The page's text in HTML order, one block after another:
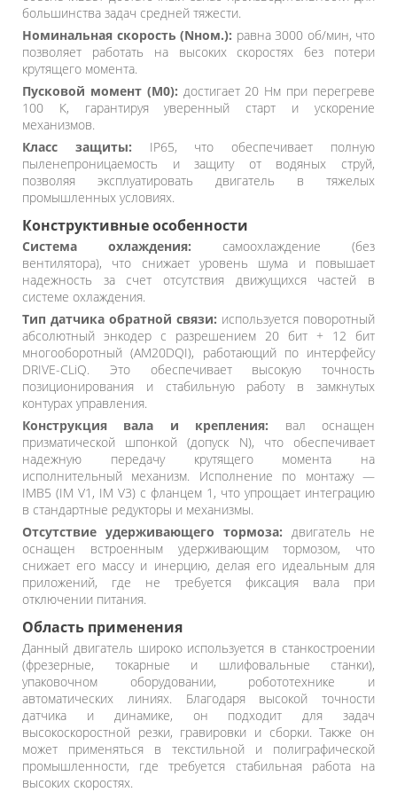
большинства задач средней тяжести.
Номинальная скорость (Nном.): равна 3000 об/мин, что
позволяет работать на высоких скоростях без потери
крутящего момента.
Пусковой момент (M0): достигает 20 Нм при перегреве
100 К, гарантируя уверенный старт и ускорение
механизмов.
Класс защиты: IP65, что обеспечивает полную
пыленепроницаемость и защиту от водяных струй,
позволяя эксплуатировать двигатель в тяжелых
промышленных условиях.
Конструктивные особенности
Система охлаждения: самоохлаждение (без
вентилятора), что снижает уровень шума и повышает
надежность за счет отсутствия движущихся частей в
системе охлаждения.
Тип датчика обратной связи: используется поворотный
абсолютный энкодер с разрешением 20 бит + 12 бит
многооборотный (AM20DQI), работающий по интерфейсу
DRIVE-CLiQ. Это обеспечивает высокую точность
позиционирования и стабильную работу в замкнутых
контурах управления.
Конструкция вала и крепления: вал оснащен
призматической шпонкой (допуск N), что обеспечивает
надежную передачу крутящего момента на
исполнительный механизм. Исполнение по монтажу —
IMB5 (IM V1, IM V3) с фланцем 1, что упрощает интеграцию
в стандартные редукторы и механизмы.
Отсутствие удерживающего тормоза: двигатель не
оснащен встроенным удерживающим тормозом, что
снижает его массу и инерцию, делая его идеальным для
приложений, где не требуется фиксация вала при
отключении питания.
Область применения
Данный двигатель широко используется в станкостроении
(фрезерные, токарные и шлифовальные станки),
упаковочном оборудовании, робототехнике и
автоматических линиях. Благодаря высокой точности
датчика и динамике, он подходит для задач
высокоскоростной резки, гравировки и сборки. Также он
может применяться в текстильной и полиграфической
промышленности, где требуется стабильная работа на
высоких скоростях.